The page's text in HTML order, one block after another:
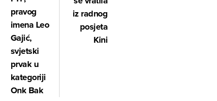
pravog
imena Leo
Gajić,
svjetski
prvak u
kategoriji
Onk Bak
iz radnog
posjeta
Kini